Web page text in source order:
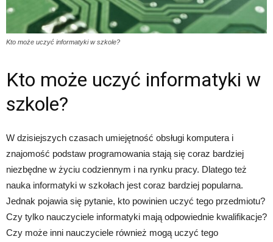
Kto może uczyć informatyki w szkole?
Kto może uczyć informatyki w
szkole?
W dzisiejszych czasach umiejętność obsługi komputera i
znajomość podstaw programowania stają się coraz bardziej
niezbędne w życiu codziennym i na rynku pracy. Dlatego też
nauka informatyki w szkołach jest coraz bardziej popularna.
Jednak pojawia się pytanie, kto powinien uczyć tego przedmiotu?
Czy tylko nauczyciele informatyki mają odpowiednie kwalifikacje?
Czy może inni nauczyciele również mogą uczyć tego